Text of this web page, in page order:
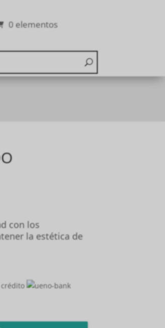
0 elementos
con los
la estética de